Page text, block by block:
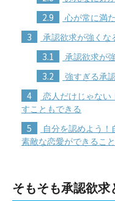
2.9 心が常に満
3 承認欲求が強くな
3.1 承認欲求が
3.2 強すぎる承
4
恋人だけじゃない
すこともできる
5
自分を認めよう！
素敵な恋愛ができるこ
そもそも承認欲求